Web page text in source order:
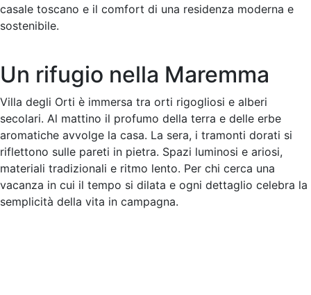
casale toscano e il comfort di una residenza moderna e
sostenibile.
Un rifugio nella Maremma
Villa degli Orti è immersa tra orti rigogliosi e alberi
secolari. Al mattino il profumo della terra e delle erbe
aromatiche avvolge la casa. La sera, i tramonti dorati si
riflettono sulle pareti in pietra. Spazi luminosi e ariosi,
materiali tradizionali e ritmo lento. Per chi cerca una
vacanza in cui il tempo si dilata e ogni dettaglio celebra la
semplicità della vita in campagna.